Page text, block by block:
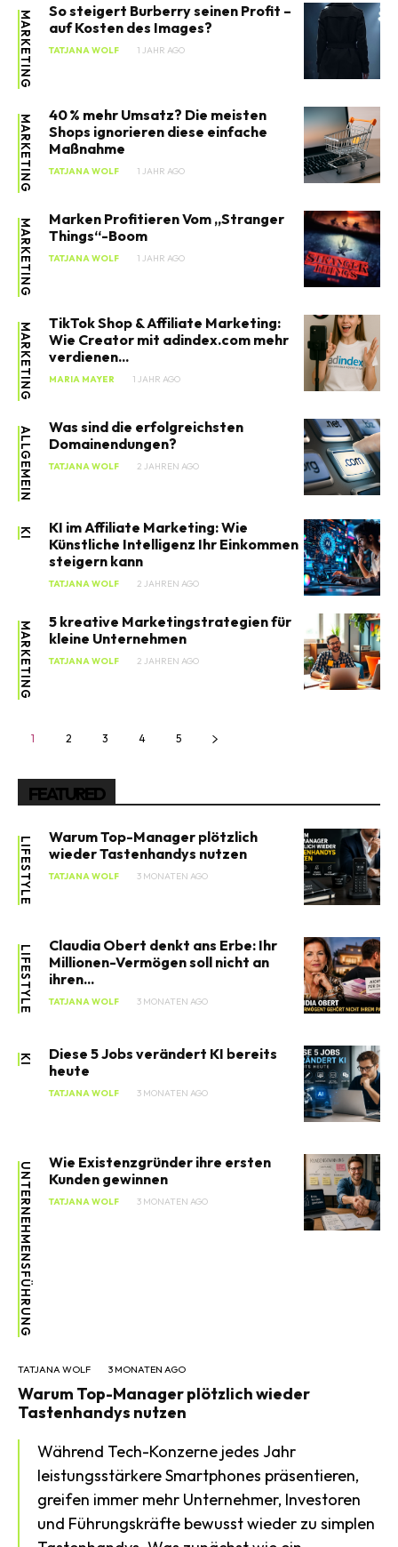
MARKETING
So steigert Burberry seinen Profit –
auf Kosten des Images?
TATJANA WOLF 1 JAHR AGO
MARKETING
40 % mehr Umsatz? Die meisten
Shops ignorieren diese einfache
Maßnahme
TATJANA WOLF 1 JAHR AGO
MARKETING
Marken Profitieren Vom „Stranger
Things“-Boom
TATJANA WOLF 1 JAHR AGO
MARKETING
TikTok Shop & Affiliate Marketing:
Wie Creator mit adindex.com mehr
verdienen...
MARIA MAYER 1 JAHR AGO
ALLGEMEIN
Was sind die erfolgreichsten
Domainendungen?
TATJANA WOLF 2 JAHREN AGO
KI
KI im Affiliate Marketing: Wie
Künstliche Intelligenz Ihr Einkommen
steigern kann
TATJANA WOLF 2 JAHREN AGO
MARKETING
5 kreative Marketingstrategien für
kleine Unternehmen
TATJANA WOLF 2 JAHREN AGO
1 2 3 4 5
FEATURED
LIFESTYLE
Warum Top-Manager plötzlich
wieder Tastenhandys nutzen
TATJANA WOLF 3 MONATEN AGO
LIFESTYLE
Claudia Obert denkt ans Erbe: Ihr
Millionen-Vermögen soll nicht an
ihren...
TATJANA WOLF 3 MONATEN AGO
KI
Diese 5 Jobs verändert KI bereits
heute
TATJANA WOLF 3 MONATEN AGO
UNTERNEHMENSFÜHRUNG
Wie Existenzgründer ihre ersten
Kunden gewinnen
TATJANA WOLF 3 MONATEN AGO
TATJANA WOLF 3 MONATEN AGO
Warum Top-Manager plötzlich wieder
Tastenhandys nutzen
Während Tech-Konzerne jedes Jahr
leistungsstärkere Smartphones präsentieren,
greifen immer mehr Unternehmer, Investoren
und Führungskräfte bewusst wieder zu simplen